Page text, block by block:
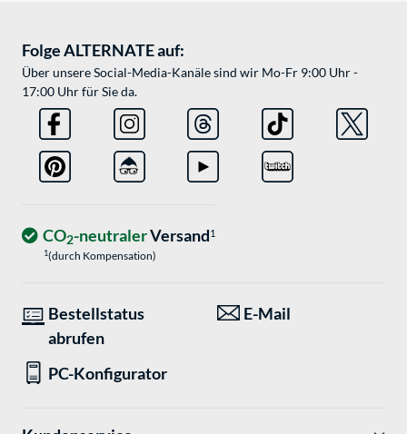
Folge ALTERNATE auf:
Über unsere Social-Media-Kanäle sind wir Mo-Fr 9:00 Uhr -
17:00 Uhr für Sie da.
CO2-neutralerVersand1
1(durch Kompensation)
Bestellstatus
abrufen
E-Mail
PC-Konfigurator